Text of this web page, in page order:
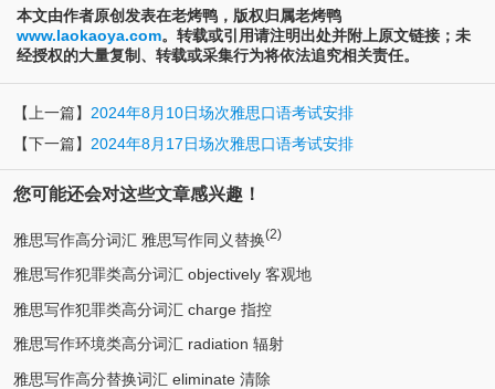
本文由作者原创发表在老烤鸭，版权归属老烤鸭
www.laokaoya.com。转载或引用请注明出处并附上原文链接；未
经授权的大量复制、转载或采集行为将依法追究相关责任。
【上一篇】 2024年8月10日场次雅思口语考试安排
【下一篇】 2024年8月17日场次雅思口语考试安排
您可能还会对这些文章感兴趣！
雅思写作高分词汇 雅思写作同义替换(2)
雅思写作犯罪类高分词汇 objectively 客观地
雅思写作犯罪类高分词汇 charge 指控
雅思写作环境类高分词汇 radiation 辐射
雅思写作高分替换词汇 eliminate 清除